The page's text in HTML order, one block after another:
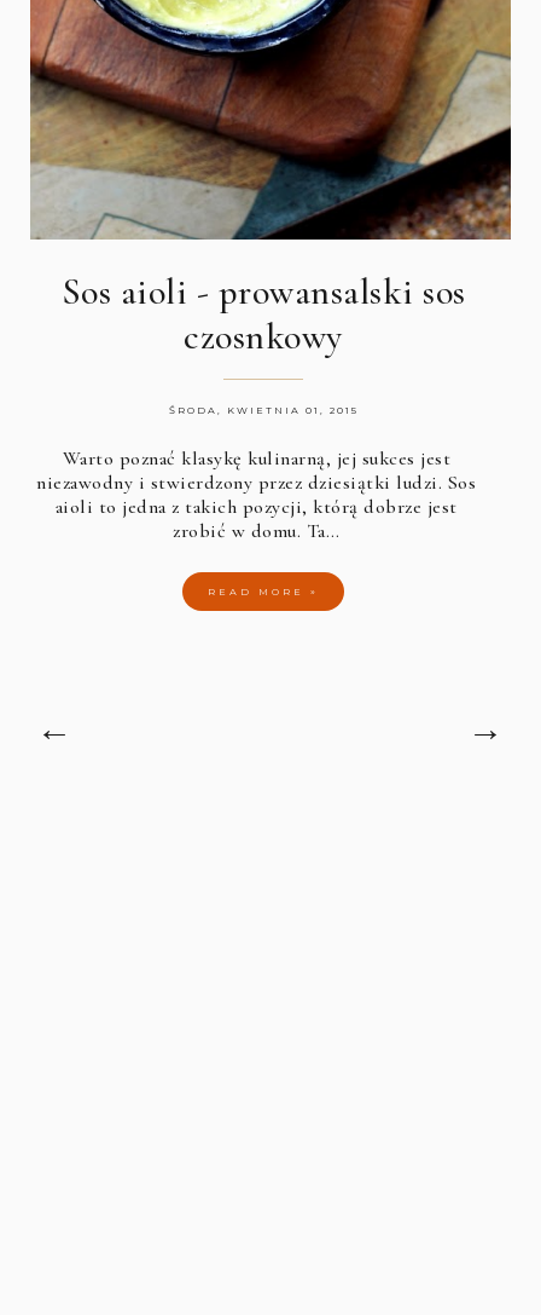
Sos aioli - prowansalski sos
czosnkowy
ŚRODA, KWIETNIA 01, 2015
Warto poznać klasykę kulinarną, jej sukces jest
niezawodny i stwierdzony przez dziesiątki ludzi. Sos
aioli to jedna z takich pozycji, którą dobrze jest
zrobić w domu. Ta…
READ MORE »
← →